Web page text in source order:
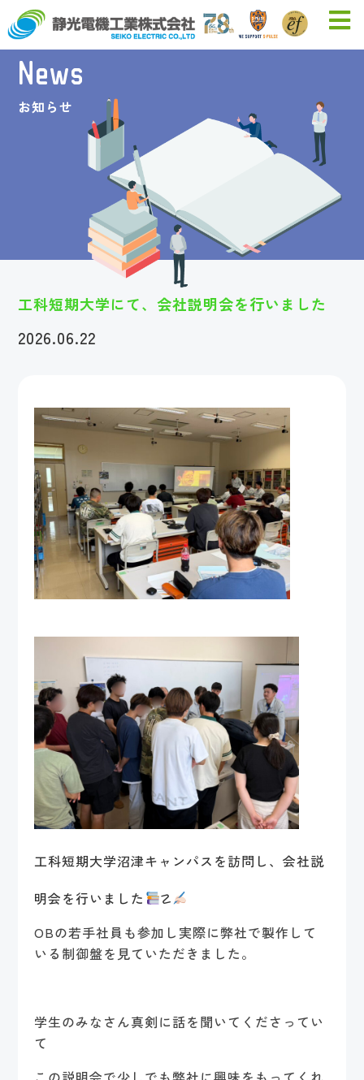
News
お知らせ
工科短期大学にて、会社説明会を行いました
2026.06.22
工科短期大学沼津キャンパスを訪問し、会社説
明会を行いました
☡
OBの若手社員も参加し実際に弊社で製作して
いる制御盤を見ていただきました。
学生のみなさん真剣に話を聞いてくださってい
て